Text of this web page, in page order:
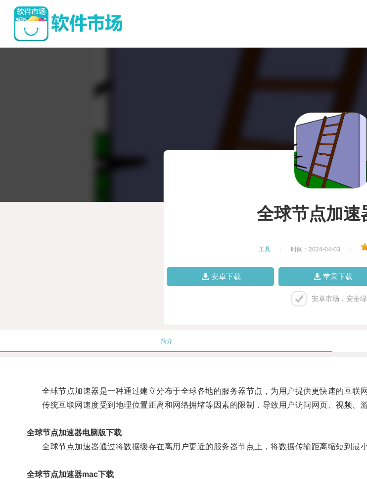
全球节点加速
工具 时间：2024-04-03
安卓下载 苹果下载
安卓市场，安全
简介
全球节点加速器是一种通过建立分布于全球各地的服务器节点，为用户提供更快速的互联网
传统互联网速度受到地理位置距离和网络拥堵等因素的限制，导致用户访问网页、视频、游
全球节点加速器电脑版下载
全球节点加速器通过将数据缓存在离用户更近的服务器节点上，将数据传输距离缩短到最小
全球节点加速器mac下载